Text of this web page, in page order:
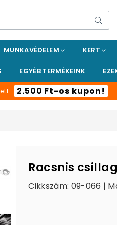
MUNKAVÉDELEM KERT
EGYÉB TERMÉKEINK
2.500 Ft-os kupon!
Racsnis
Cikkszám: 09-066 |